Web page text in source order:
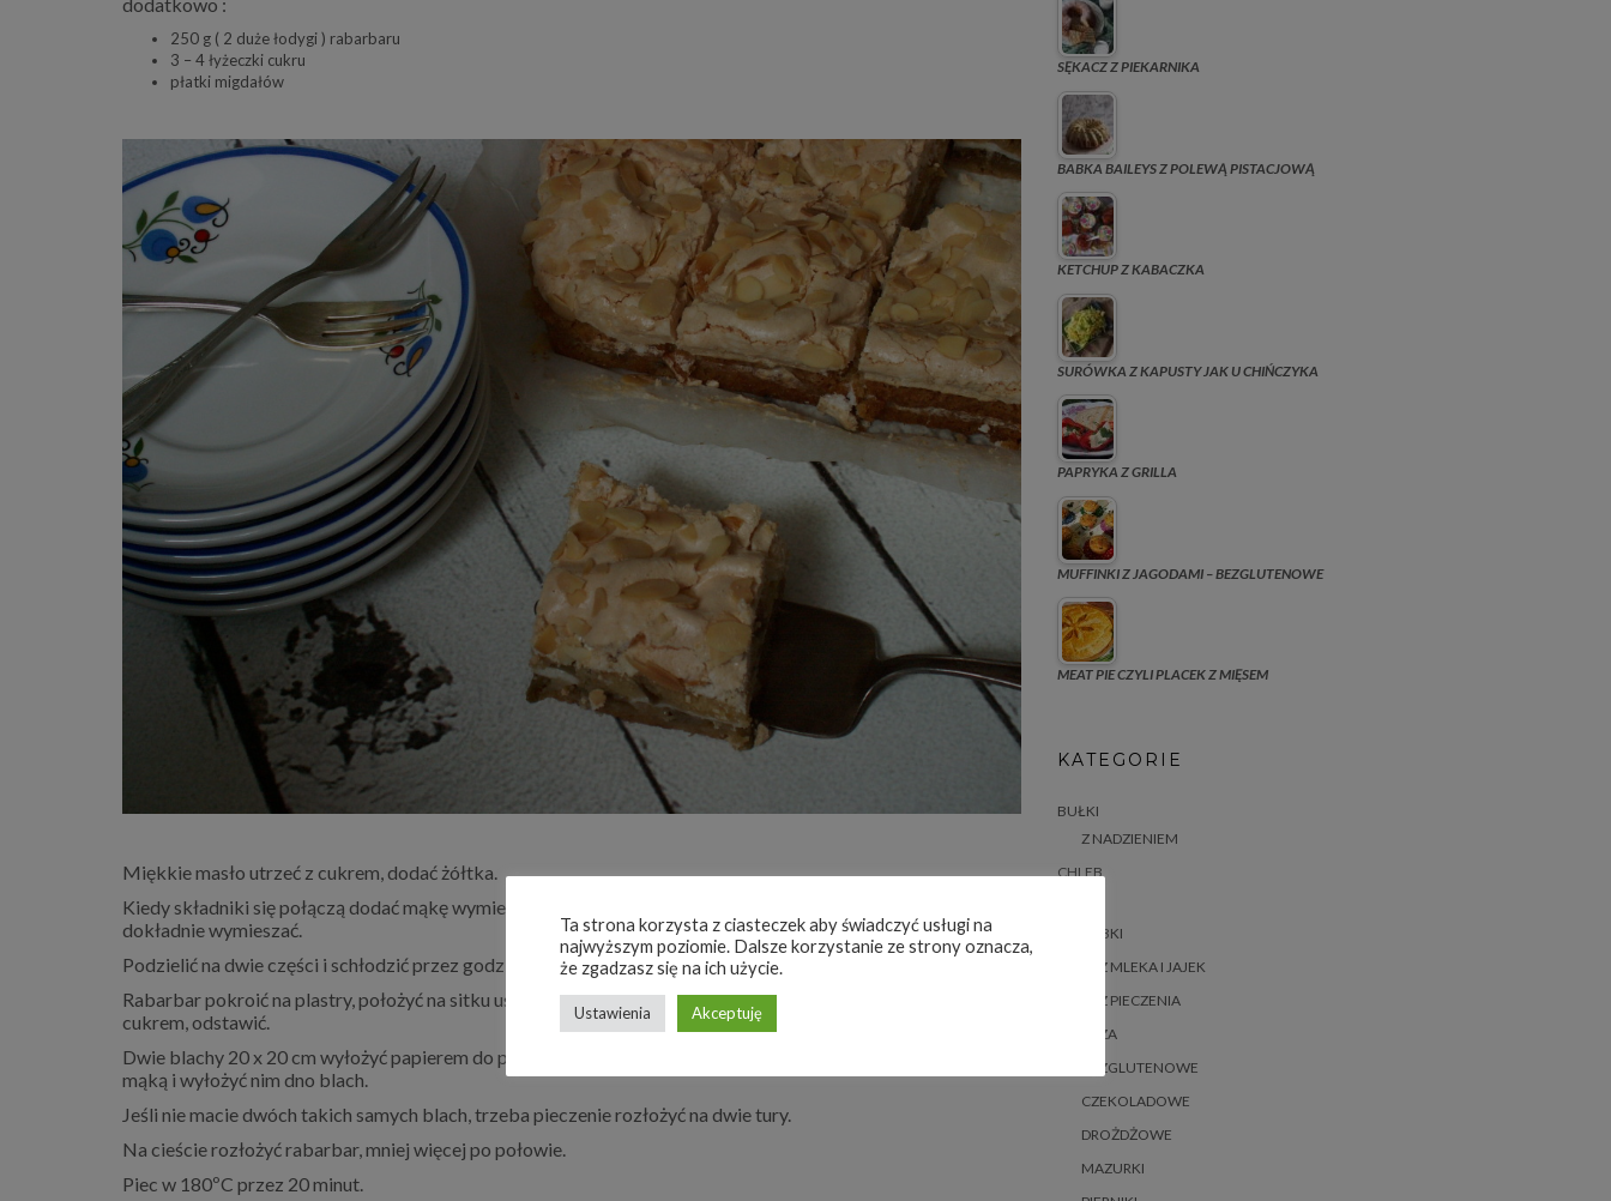
dodatkowo :
250 g ( 2 duże łodygi ) rabarbaru
3 – 4 łyżeczki cukru
płatki migdałów
Miękkie masło utrzeć z cukrem, dodać żółtka.
Kiedy składniki się połączą dodać mąkę wymieszaną z solą i proszkiem do pieczenia oraz ekstrakt waniliowy,
dokładnie wymieszać.
Podzielić na dwie części i schłodzić przez godzinę w lodówce.
Rabarbar pokroić na plastry, położyć na sitku ustawionym na czymś, gdzie będzie mógł spłynąć sok, posypać
cukrem, odstawić.
Dwie blachy 20 x 20 cm wyłożyć papierem do pieczenia. Ciasto rozwałkować w razie potrzeby podsypując
mąką i wyłożyć nim dno blach.
Jeśli nie macie dwóch takich samych blach, trzeba pieczenie rozłożyć na dwie tury.
Na cieście rozłożyć rabarbar, mniej więcej po połowie.
Piec w 180ºC przez 20 minut.
SĘKACZ Z PIEKARNIKA
BABKA BAILEYS Z POLEWĄ PISTACJOWĄ
KETCHUP Z KABACZKA
SURÓWKA Z KAPUSTY JAK U CHIŃCZYKA
PAPRYKA Z GRILLA
MUFFINKI Z JAGODAMI – BEZGLUTENOWE
MEAT PIE CZYLI PLACEK Z MIĘSEM
KATEGORIE
BUŁKI
Z NADZIENIEM
CHLEB
BABKI
BEZ MLEKA I JAJEK
BEZ PIECZENIA
BEZA
BEZGLUTENOWE
CZEKOLADOWE
DROŻDŻOWE
MAZURKI
Ta strona korzysta z ciasteczek aby świadczyć usługi na
najwyższym poziomie. Dalsze korzystanie ze strony oznacza,
że zgadzasz się na ich użycie.
Ustawienia Akceptuję